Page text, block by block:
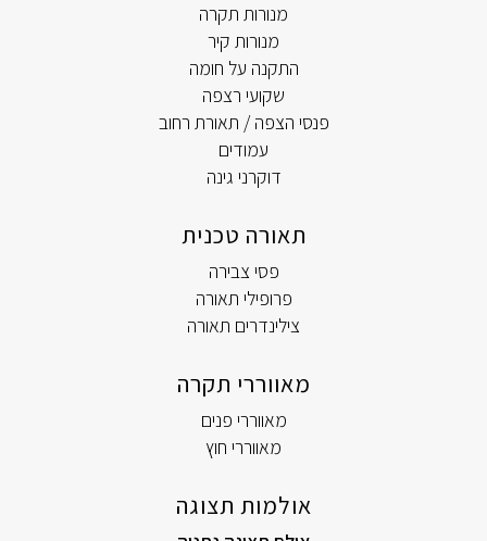
מנורות תקרה
מנורות קיר
התקנה על חומה
שקועי רצפה
פנסי הצפה / תאורת רחוב
עמודים
דוקרני גינה
תאורה טכנית
פסי צבירה
פרופילי תאורה
צילינדרים תאורה
מאווררי תקרה
מאווררי פנים
מאווררי חוץ
אולמות תצוגה